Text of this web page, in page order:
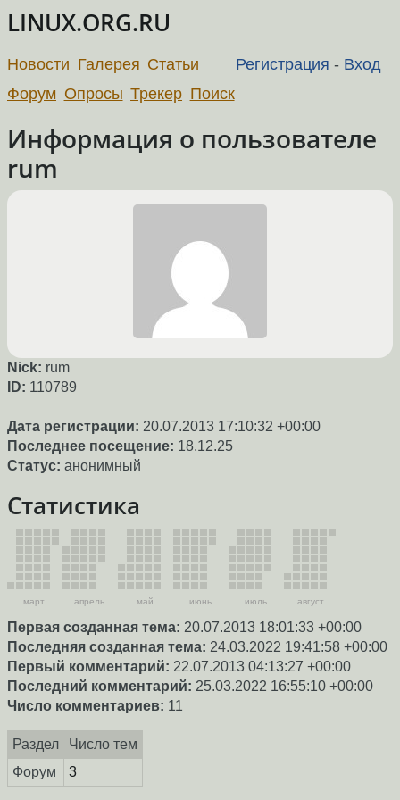
LINUX.ORG.RU
Регистрация - Вход
Новости Галерея Статьи
Форум Опросы Трекер Поиск
Информация о пользователе
rum
Nick: rum
ID: 110789
Дата регистрации: 20.07.2013 17:10:32 +00:00
Последнее посещение: 18.12.25
Статус: анонимный
Статистика
март апрель май июнь июль август
Первая созданная тема: 20.07.2013 18:01:33 +00:00
Последняя созданная тема: 24.03.2022 19:41:58 +00:00
Первый комментарий: 22.07.2013 04:13:27 +00:00
Последний комментарий: 25.03.2022 16:55:10 +00:00
Число комментариев: 11
Раздел
Число тем
Форум
3